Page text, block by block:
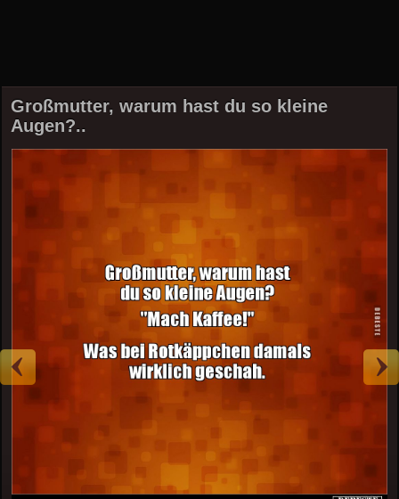
Großmutter, warum hast du so kleine
Augen?..